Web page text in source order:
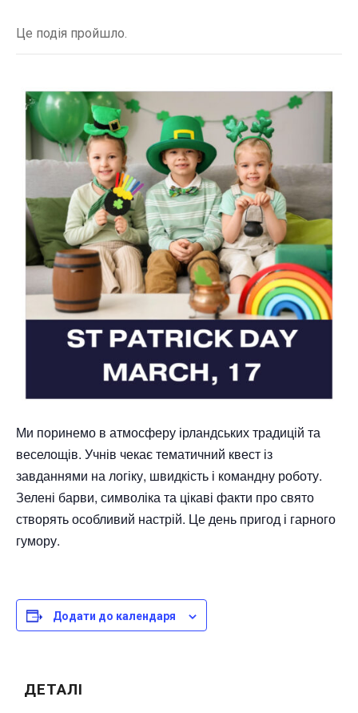
Це подія пройшло.
Ми поринемо в атмосферу ірландських традицій та
веселощів. Учнів чекає тематичний квест із
завданнями на логіку, швидкість і командну роботу.
Зелені барви, символіка та цікаві факти про свято
створять особливий настрій. Це день пригод і гарного
гумору.
Додати до календаря
ДЕТАЛІ